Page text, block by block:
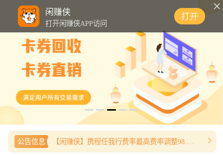
闲赚侠
打开闲赚侠APP访问
打开
公告信息